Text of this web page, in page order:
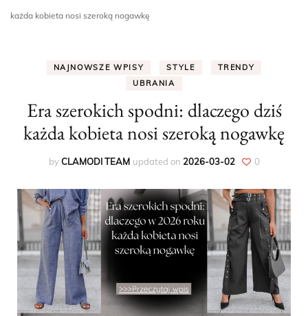
każda kobieta nosi szeroką nogawkę
NAJNOWSZE WPISY STYLE
TRENDY
UBRANIA
Era szerokich spodni: dlaczego dziś
każda kobieta nosi szeroką nogawkę
byCLAMODI TEAM updated on 2026-03-02 0